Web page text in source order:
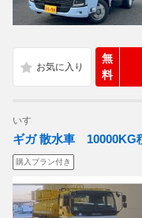
無
料
いすゞ
ギガ 散水車 10000KG
購入プラン付き